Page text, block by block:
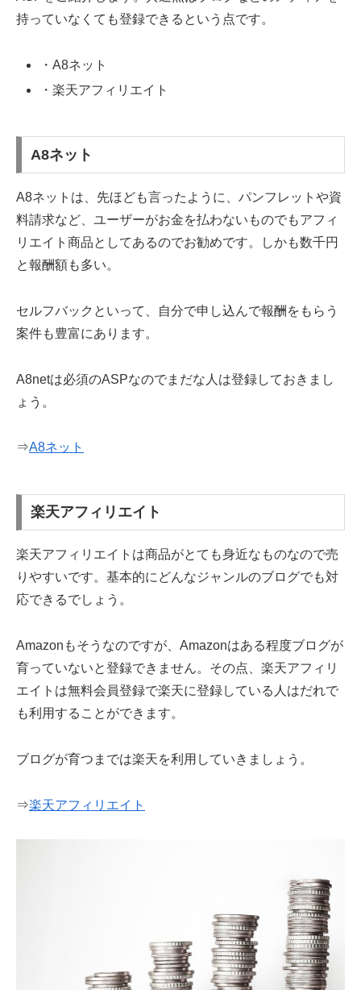
持っていなくても登録できるという点です。
・A8ネット
・楽天アフィリエイト
A8ネット
A8ネットは、先ほども言ったように、パンフレットや資
料請求など、ユーザーがお金を払わないものでもアフィ
リエイト商品としてあるのでお勧めです。しかも数千円
と報酬額も多い。
セルフバックといって、自分で申し込んで報酬をもらう
案件も豊富にあります。
A8netは必須のASPなのでまだな人は登録しておきまし
ょう。
⇒A8ネット
楽天アフィリエイト
楽天アフィリエイトは商品がとても身近なものなので売
りやすいです。基本的にどんなジャンルのブログでも対
応できるでしょう。
Amazonもそうなのですが、Amazonはある程度ブログが
育っていないと登録できません。その点、楽天アフィリ
エイトは無料会員登録で楽天に登録している人はだれで
も利用することができます。
ブログが育つまでは楽天を利用していきましょう。
⇒楽天アフィリエイト